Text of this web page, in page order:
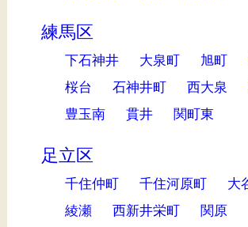
練馬区
下石神井 大泉町 旭町
桜台
石神井町 西大泉
豊玉南
貫井 関町東
足立区
千住仲町 千住河原町 大
綾瀬
西新井栄町 関原